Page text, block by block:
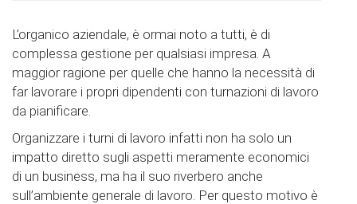
L’organico aziendale, è ormai noto a tutti, è di
complessa gestione per qualsiasi impresa. A
maggior ragione per quelle che hanno la necessità di
far lavorare i propri dipendenti con turnazioni di lavoro
da pianificare.
Organizzare i turni di lavoro infatti non ha solo un
impatto diretto sugli aspetti meramente economici
di un business, ma ha il suo riverbero anche
sull’ambiente generale di lavoro. Per questo motivo è